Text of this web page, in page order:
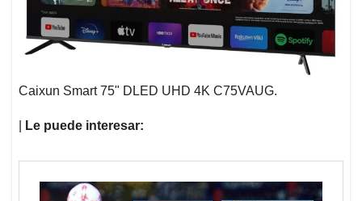
Caixun Smart 75" DLED UHD 4K C75VAUG.
Le puede interesar: